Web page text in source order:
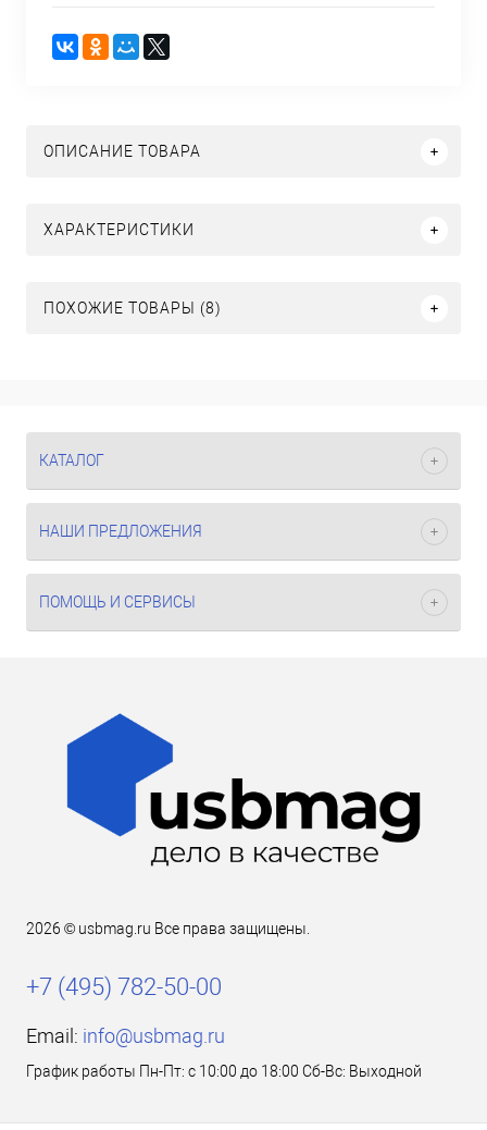
ОПИСАНИЕ ТОВАРА
ХАРАКТЕРИСТИКИ
ПОХОЖИЕ ТОВАРЫ (8)
КАТАЛОГ
НАШИ ПРЕДЛОЖЕНИЯ
ПОМОЩЬ И СЕРВИСЫ
2026 © usbmag.ru Все права защищены.
+7 (495) 782-50-00
Email: info@usbmag.ru
График работы Пн-Пт: с 10:00 до 18:00 Сб-Вс: Выходной